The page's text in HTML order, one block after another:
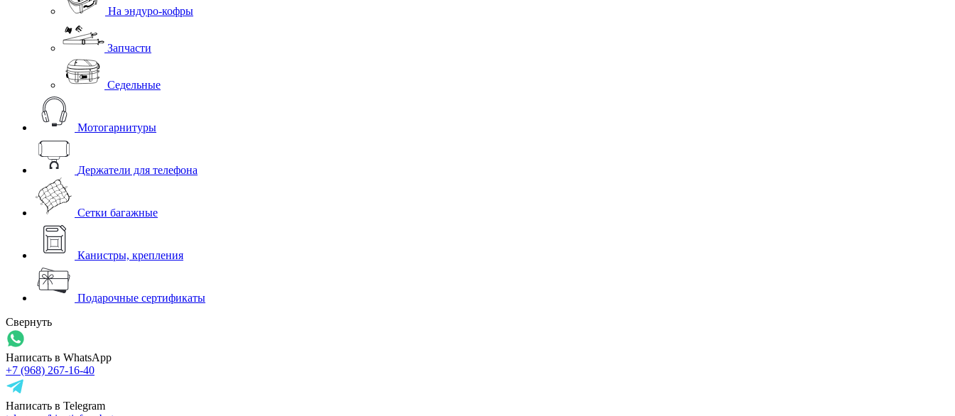
На эндуро-кофры
Запчасти
Седельные
Мотогарнитуры
Держатели для телефона
Сетки багажные
Канистры, крепления
Подарочные сертификаты
Свернуть
Написать в WhatsApp
+7 (968) 267-16-40
Написать в Telegram